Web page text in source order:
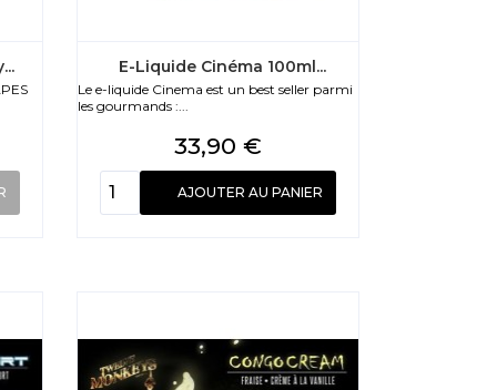
E-Liquide Cinéma 100ml...
Le e-liquide Cinema est un best seller parmi
les gourmands :...
Prix
33,90 €
AJOUTER AU PANIER